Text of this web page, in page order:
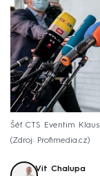
Šéf CTS Eventim
Zdroj: Profimedia.cz
Vít Chalupa